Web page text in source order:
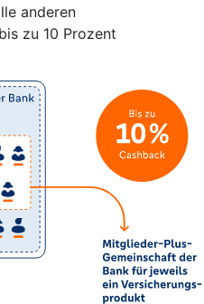
anderen
zu 10 Prozent